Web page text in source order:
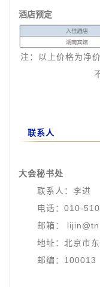
酒店预定
注：以上价格为净
联系人
大会秘书处
联系人： 李进
电话： 010-
邮箱：
地址： 北京市
邮编： 100013